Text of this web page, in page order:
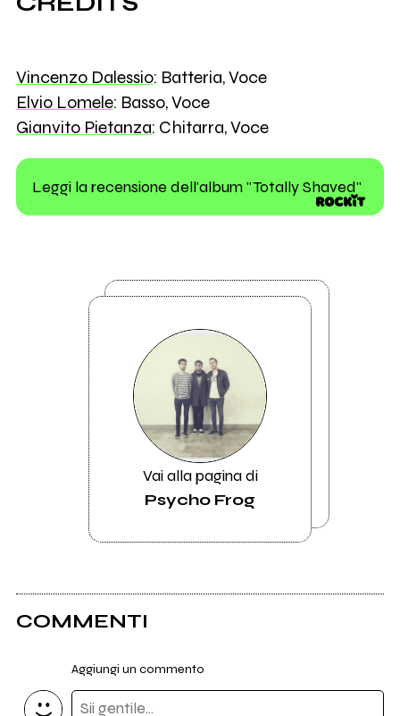
Vincenzo Dalessio: Batteria, Voce
Elvio Lomele: Basso, Voce
Gianvito Pietanza: Chitarra, Voce
Leggi la recensione dell'album "Totally Shaved"
Vai alla pagina di
Psycho Frog
COMMENTI
Aggiungi un commento